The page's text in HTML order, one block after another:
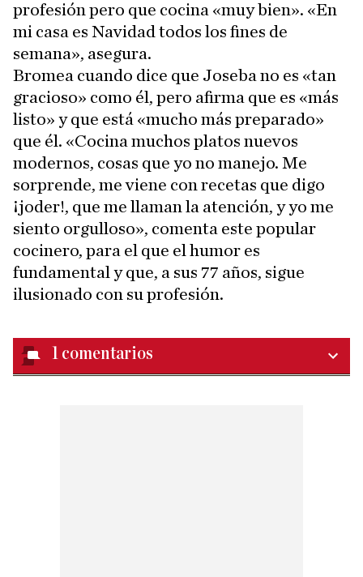
profesión pero que cocina «muy bien». «En
mi casa es Navidad todos los fines de
semana», asegura.
Bromea cuando dice que Joseba no es «tan
gracioso» como él, pero afirma que es «más
listo» y que está «mucho más preparado»
que él. «Cocina muchos platos nuevos
modernos, cosas que yo no manejo. Me
sorprende, me viene con recetas que digo
¡joder!, que me llaman la atención, y yo me
siento orgulloso», comenta este popular
cocinero, para el que el humor es
fundamental y que, a sus 77 años, sigue
ilusionado con su profesión.
1 comentarios